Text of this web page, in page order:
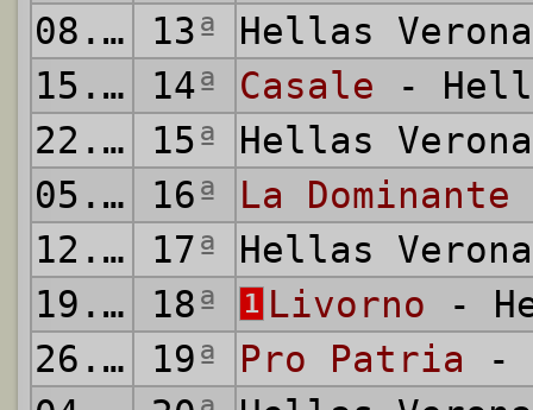
08.01.1928
13ª
Hellas
15.01.1928
14ª Casale -
22.01.1928
15ª
Hellas
05.02.1928
16ª La Dominante
12.02.1928
17ª
Hellas
19.02.1928
18ª 1 Livorno -
26.02.1928
19ª Pro Patria -